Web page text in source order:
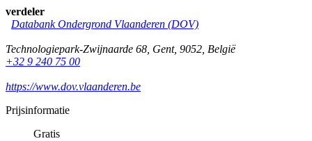
verdeler
Databank Ondergrond Vlaanderen (DOV)
Technologiepark-Zwijnaarde 68, Gent, 9052, België
+32 9 240 75 00
https://www.dov.vlaanderen.be
Prijsinformatie
Gratis